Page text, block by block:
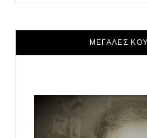
ΜΕΓΑΛΕΣ